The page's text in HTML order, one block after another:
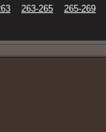
263-265 265-269